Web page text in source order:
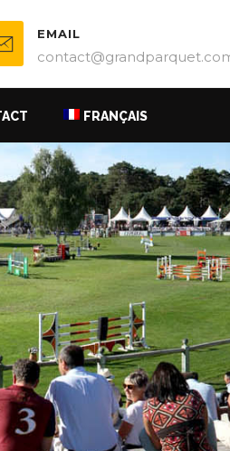
EMAIL
FRANÇAIS